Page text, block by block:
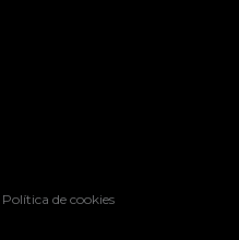
Política de cookies